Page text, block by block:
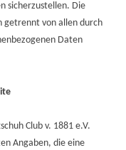
sicherzustellen. Die
getrennt von allen durch
Daten
Club v. 1881 e.V.
Angaben, die eine